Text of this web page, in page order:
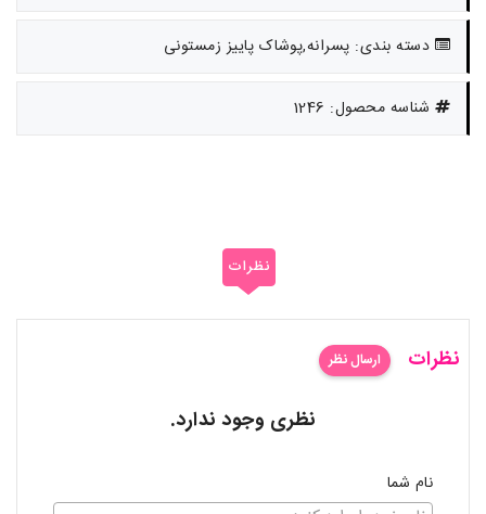
دسته بندی: پسرانه,پوشاک پاییز زمستونی
شناسه محصول: 1246
نظرات
نظرات ارسال نظر
نظری وجود ندارد.
نام شما